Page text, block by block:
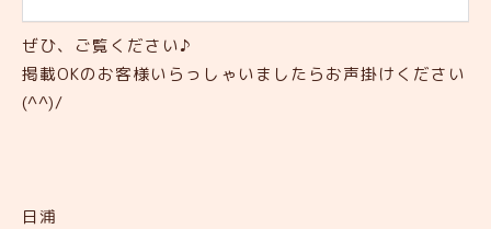
ぜひ、ご覧ください♪
掲載OKのお客様いらっしゃいましたらお声掛けください
(^^)/
日浦